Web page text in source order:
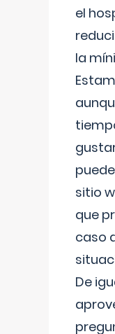
el
la
sitio
que
caso
De